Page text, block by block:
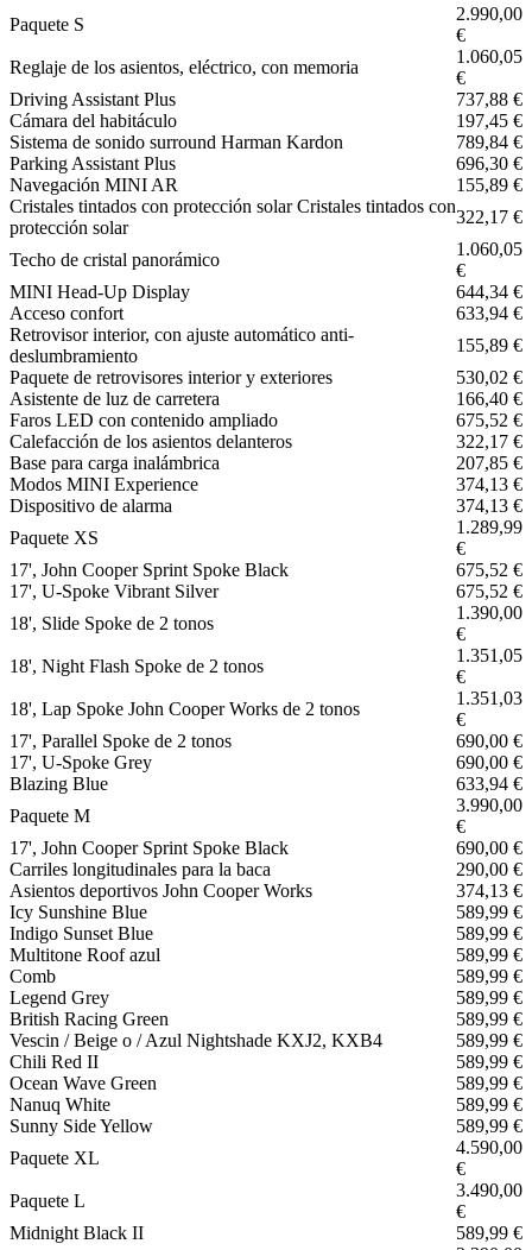
Paquete S
2.990,00
€
Reglaje de los asientos, eléctrico, con memoria
1.060,05
€
Driving Assistant Plus
737,88 €
Cámara del habitáculo
197,45 €
Sistema de sonido surround Harman Kardon
789,84 €
Parking Assistant Plus
696,30 €
Navegación MINI AR
155,89 €
Cristales tintados con protección solar Cristales tintados con
protección solar
322,17 €
Techo de cristal panorámico
1.060,05
€
MINI Head-Up Display
644,34 €
Acceso confort
633,94 €
Retrovisor interior, con ajuste automático anti-
deslumbramiento
155,89 €
Paquete de retrovisores interior y exteriores
530,02 €
Asistente de luz de carretera
166,40 €
Faros LED con contenido ampliado
675,52 €
Calefacción de los asientos delanteros
322,17 €
Base para carga inalámbrica
207,85 €
Modos MINI Experience
374,13 €
Dispositivo de alarma
374,13 €
Paquete XS
1.289,99
€
17', John Cooper Sprint Spoke Black
675,52 €
17', U-Spoke Vibrant Silver
675,52 €
18', Slide Spoke de 2 tonos
1.390,00
€
18', Night Flash Spoke de 2 tonos
1.351,05
€
18', Lap Spoke John Cooper Works de 2 tonos
1.351,03
€
17', Parallel Spoke de 2 tonos
690,00 €
17', U-Spoke Grey
690,00 €
Blazing Blue
633,94 €
Paquete M
3.990,00
€
17', John Cooper Sprint Spoke Black
690,00 €
Carriles longitudinales para la baca
290,00 €
Asientos deportivos John Cooper Works
374,13 €
Icy Sunshine Blue
589,99 €
Indigo Sunset Blue
589,99 €
Multitone Roof azul
589,99 €
Comb
589,99 €
Legend Grey
589,99 €
British Racing Green
589,99 €
Vescin / Beige o / Azul Nightshade KXJ2, KXB4
589,99 €
Chili Red II
589,99 €
Ocean Wave Green
589,99 €
Nanuq White
589,99 €
Sunny Side Yellow
589,99 €
Paquete XL
4.590,00
€
Paquete L
3.490,00
€
Midnight Black II
589,99 €